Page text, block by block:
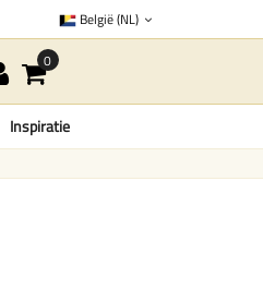
België (NL)
Inspiratie